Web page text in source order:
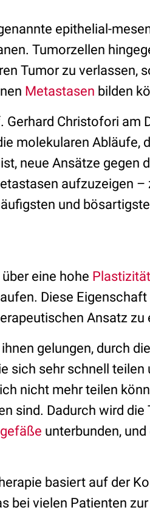
epithelial-
Tumorzellen
Tumor zu verlassen,
Metastasen bilden
Gerhard Christofori am
molekularen Abläufe,
neue Ansätze gegen
aufzuzeigen –
und
eine hohe Plastizität
Diese
Ansatz zu
gelungen, durch
sich sehr schnell teilen
nicht mehr teilen
sind. Dadurch wird
unterbunden,
basiert auf der
bei vielen Patienten